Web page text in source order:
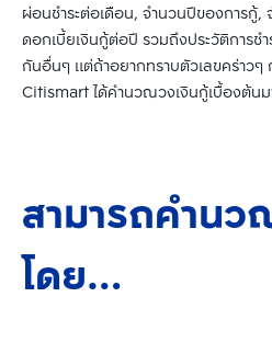
ผ่อนชำระต่อเดือน, จำนวนปีของการกู้,
ดอกเบี้ยเงินกู้ต่อปี รวมถึงประวัติการช
กันอื่นๆ แต่ถ้าอยากทราบตัวเลขคร่าวๆ
Citismart ได้คำนวณวงเงินกู้เบื้องต้นม
สามารถคำนว
โดย…